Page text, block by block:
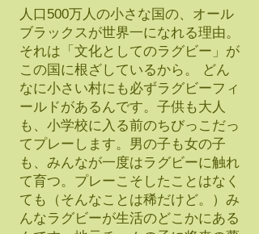
人口500万人の小さな国の、オール
ブラックスが世界一になれる理由。
それは「文化としてのラグビー」が
この国に根ざしているから。 どん
なに小さい村にも必ずラグビーフィ
ールドがあるんです。子供も大人
も、小学校に入る前のちびっこだっ
てプレーします。男の子も女の子
も、みんなが一度はラグビーに触れ
て育つ。プレーこそしたことはなく
ても（そんなことは稀だけど。）み
んなラグビーが生活のどこかにある